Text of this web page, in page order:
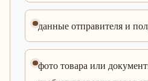
данные отправителя и
фото товара или